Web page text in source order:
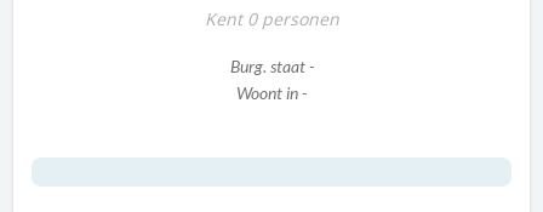
Kent 0 personen
Burg. staat -
Woont in -